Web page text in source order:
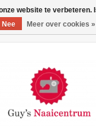
website te verbeteren.
Nee
Meer over cookies »